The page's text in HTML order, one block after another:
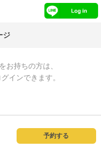
ジ
お持ちの方は、
インできます。
予約する